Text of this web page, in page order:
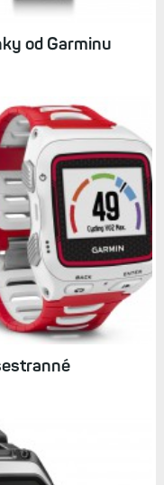
od Garminu